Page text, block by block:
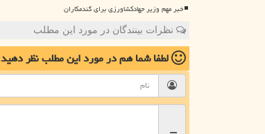
خبر مهم وزیر جهادکشاورزی برای گندمکاران
نظرات بینندگان در مورد این مطلب
لطفا شما همدر مورد این مطلبنظر دهید